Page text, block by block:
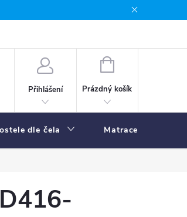
Přihlášení
NÁKUPNÍ
Prázdný košík
dle čela Matrace